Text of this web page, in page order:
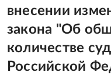
внесении
закона "Об
количестве
Российской